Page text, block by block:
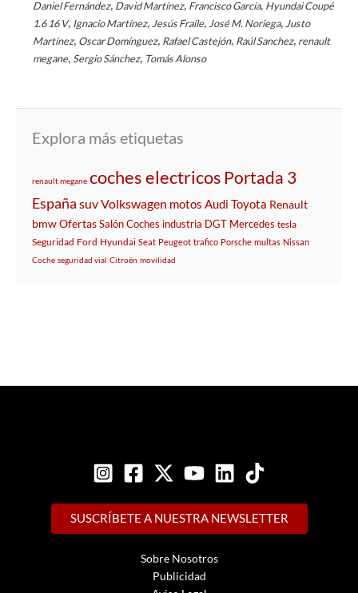
Daniel Fernández, David Martínez, Francisco García, Hyundai Coupé
1.6 16 V, Ignacio Martínez,Jesús Fraile,José M. Noriega,Justo
Martínez, Oscar Domínguez, Rafael Castejón, Raúl Sanchez, renault
megane, Sergio Sánchez, Tomás Alonso
Explora más etiquetas
renault megane coches electricos Portada 3
España suvVolkswagen motos Audi Toyota Renault
bmwOfertasSalónCoches industria DGT Mercedes tesla
Seguridad Ford Hyundai Seat Peugeot trafico Porsche multas Nissan
Coche seguridad vial Citroën movilidad
SUSCRÍBETE A NUESTRA NEWSLETTER
Sobre Nosotros
Publicidad